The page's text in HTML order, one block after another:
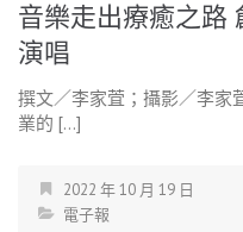
音樂走出療癒之路
演唱
撰文／李家萓；攝影／李家
業的 […]
2022 年 10 月 19 日
電子報